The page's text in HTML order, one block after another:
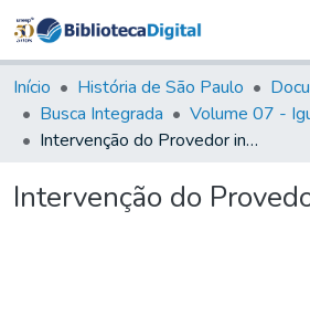
&
Coleções
Tudo na
Biblioteca
Estatísticas
Início História de São Paulo
Busca Integrada
Volume 07 -
Intervenção do Provedor interino
Intervenção do